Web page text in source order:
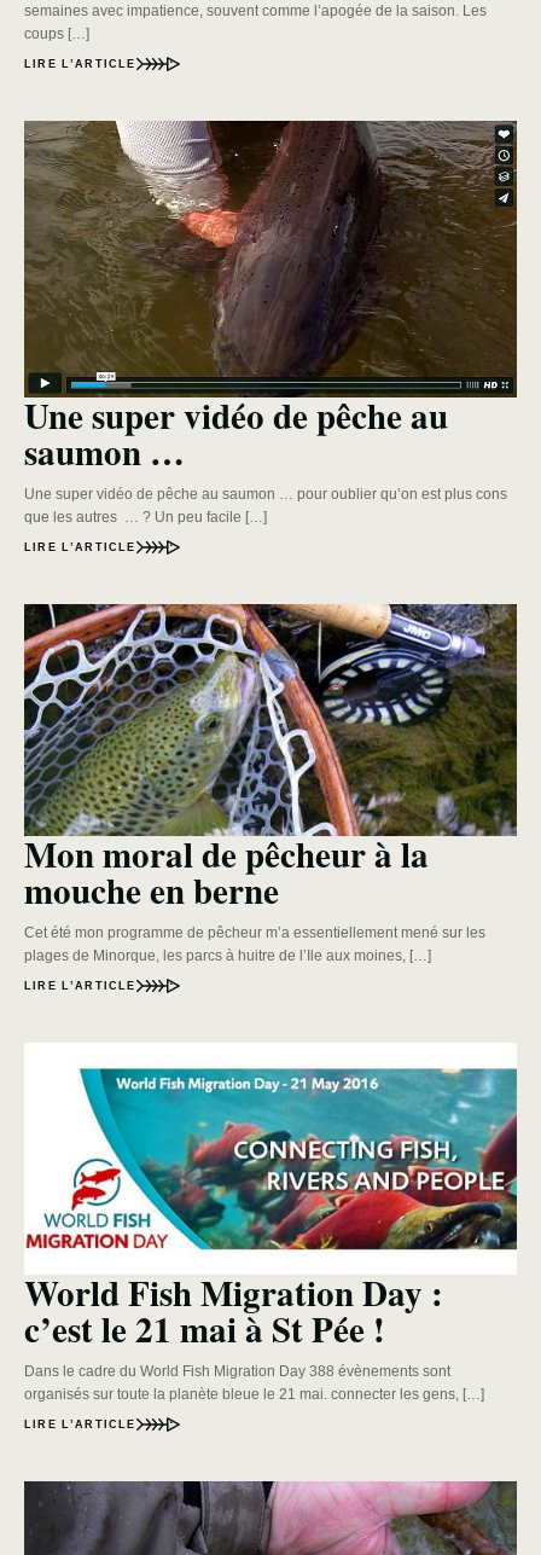
semaines avec impatience, souvent comme l’apogée de la saison. Les
coups […]
LIRE L’ARTICLE
Une super vidéo de pêche au
saumon …
Une super vidéo de pêche au saumon … pour oublier qu’on est plus cons
que les autres … ? Un peu facile […]
LIRE L’ARTICLE
Mon moral de pêcheur à la
mouche en berne
Cet été mon programme de pêcheur m’a essentiellement mené sur les
plages de Minorque, les parcs à huitre de l’Ile aux moines, […]
LIRE L’ARTICLE
World Fish Migration Day :
c’est le 21 mai à St Pée !
Dans le cadre du World Fish Migration Day 388 évènements sont
organisés sur toute la planète bleue le 21 mai. connecter les gens, […]
LIRE L’ARTICLE